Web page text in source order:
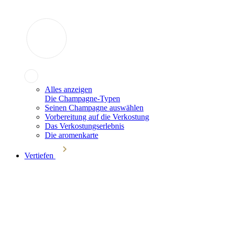
Alles anzeigen
Die Champagne-Typen
Seinen Champagne auswählen
Vorbereitung auf die Verkostung
Das Verkostungserlebnis
Die aromenkarte
Vertiefen